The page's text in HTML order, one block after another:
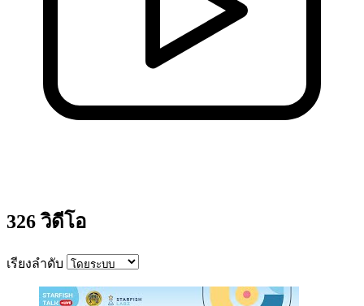
326 วิดีโอ
เรียงลำดับ